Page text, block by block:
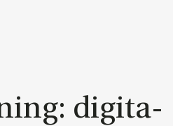
di­gi­ta­